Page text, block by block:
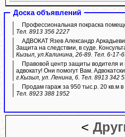
Доска объявлений
Профессиональная покраска
Тел. 8913 356 2227
АДВОКАТ Язев Александр
Защита на следствии, в суде.
Кызыл, ул.Калинина, 26-89. Тел. 6-17-
Правовой центр защиты водителя
адвокату! Они помогут Вам.
г.Кызыл, ул. Ленина, 6. Тел. 8913 342
Продам гараж за 950 тыс.р. 20 кв.м
Тел. 8923 388 1952
<